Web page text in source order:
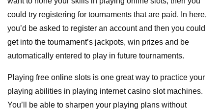
could try registering for tournaments that are paid. In here,
you’d be asked to register an account and then you could
get into the tournament’s jackpots, win prizes and be
automatically entered to play in future tournaments.
Playing free online slots is one great way to practice your
playing abilities in playing internet casino slot machines.
You’ll be able to sharpen your playing plans without